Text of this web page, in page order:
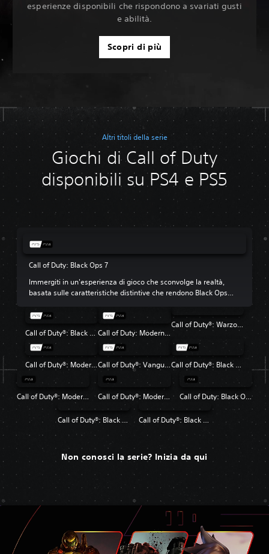
esperienze disponibili che rispondono a svariati gusti
e abilità.
Scopri di più
Altri titoli della serie
Giochi di Call of Duty
disponibili su PS4 e PS5
Call of Duty: Black Ops 7
Immergiti in un'esperienza di gioco che sconvolge la realtà,
basata sulle caratteristiche distintive che rendono Black Ops
Call of Duty®: Black Ops 6 Call of Duty: Modern Warfare III
Call of Duty®: Warzone™
Call of Duty®: Modern Warfare® II Call of Duty®: Vanguard Call of Duty®: Black Ops Cold War
Call of Duty®: Modern Warfare® Call of Duty®: Modern Warfare® 2 Campaign Remastered Call of Duty: Black Ops 4
Call of Duty®: Black Ops Call of Duty®: Black Ops II
Non conosci la serie? Inizia da qui